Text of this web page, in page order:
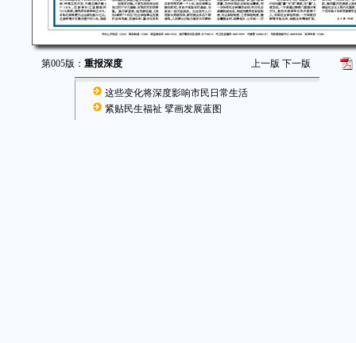
第005版： 重报深度 上一版 下一版
这些变化将深度影响市民日常生活
紧贴民生福祉 擘画发展蓝图